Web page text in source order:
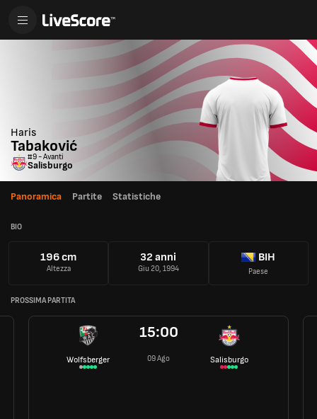
Haris
Tabaković
#9 - Avanti
Salisburgo
Panoramica Partite Statistiche
BIO
196 cm
Altezza
32 anni
Giu 20, 1994
BIH
Paese
PROSSIMA PARTITA
Wolfsberger
15:00
09 Ago Salisburgo